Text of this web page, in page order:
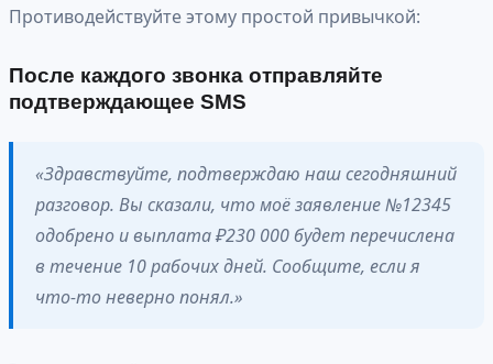
Противодействуйте этому простой привычкой:
После каждого звонка отправляйте
подтверждающее SMS
«Здравствуйте, подтверждаю наш сегодняшний
разговор. Вы сказали, что моё заявление №12345
одобрено и выплата ₽230 000 будет перечислена
в течение 10 рабочих дней. Сообщите, если я
что-то неверно понял.»